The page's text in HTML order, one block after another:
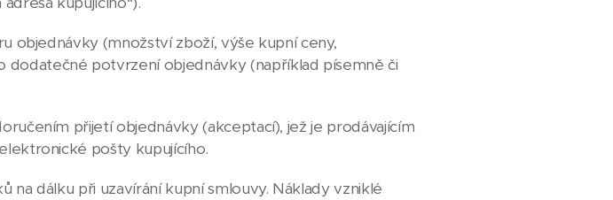
objednávky (množství zboží, výše kupní ceny,
dodatečné potvrzení objednávky (například písemně či
přijetí objednávky (akceptací), jež je prodávajícím
pošty kupujícího.
na dálku při uzavírání kupní smlouvy. Náklady vzniklé